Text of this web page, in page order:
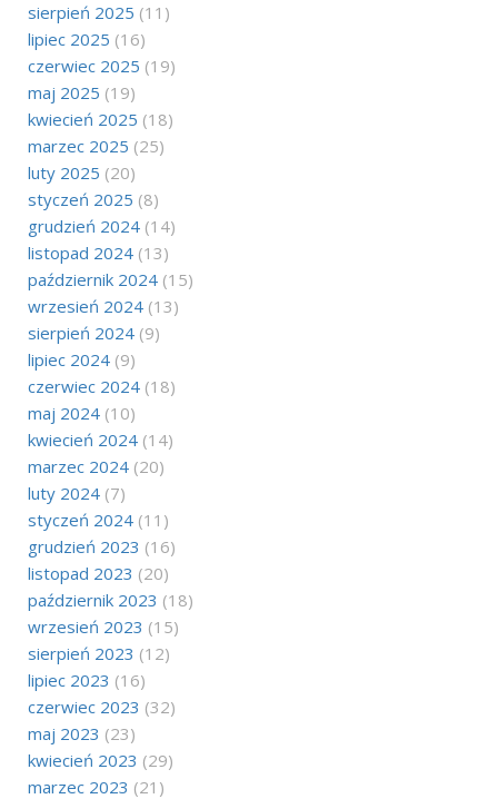
sierpień 2025 (11)
lipiec 2025 (16)
czerwiec 2025 (19)
maj 2025 (19)
kwiecień 2025 (18)
marzec 2025 (25)
luty 2025 (20)
styczeń 2025 (8)
grudzień 2024 (14)
listopad 2024 (13)
październik 2024 (15)
wrzesień 2024 (13)
sierpień 2024 (9)
lipiec 2024 (9)
czerwiec 2024 (18)
maj 2024 (10)
kwiecień 2024 (14)
marzec 2024 (20)
luty 2024 (7)
styczeń 2024 (11)
grudzień 2023 (16)
listopad 2023 (20)
październik 2023 (18)
wrzesień 2023 (15)
sierpień 2023 (12)
lipiec 2023 (16)
czerwiec 2023 (32)
maj 2023 (23)
kwiecień 2023 (29)
marzec 2023 (21)